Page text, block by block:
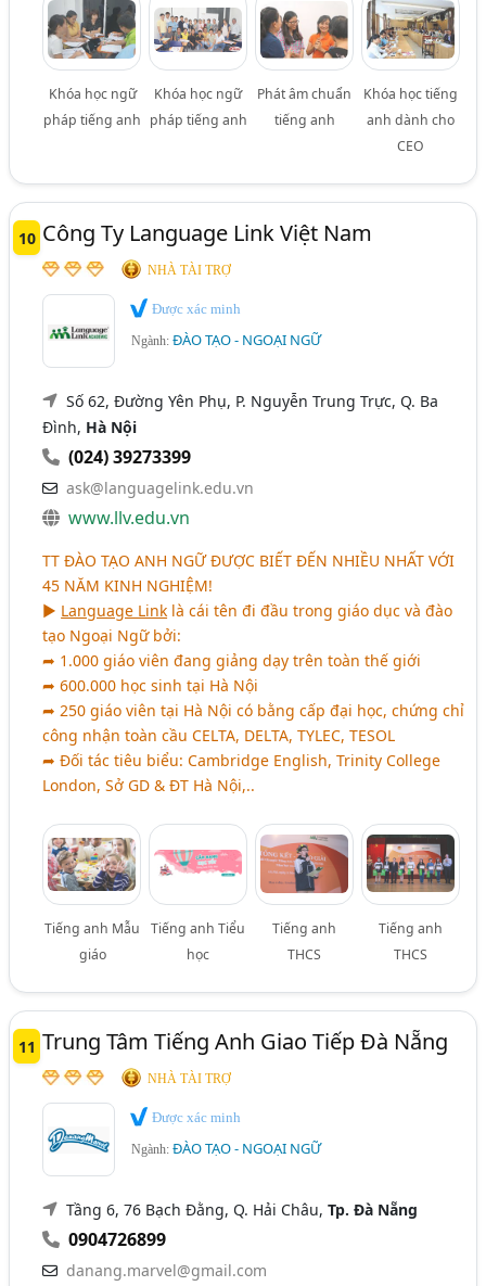
Khóa học ngữ
pháp tiếng anh
Khóa học ngữ
pháp tiếng anh
Phát âm chuẩn
tiếng anh
Khóa học tiếng
anh dành cho
CEO
10 Công Ty Language Link Việt Nam
NHÀ TÀI TRỢ
Được xác minh
Ngành:ĐÀO TẠO - NGOẠI NGỮ
Số 62, Đường Yên Phụ, P. Nguyễn Trung Trực, Q. Ba
Đình, Hà Nội
(024) 39273399
ask@languagelink.edu.vn
www.llv.edu.vn
TT ĐÀO TẠO ANH NGỮ ĐƯỢC BIẾT ĐẾN NHIỀU NHẤT VỚI
45 NĂM KINH NGHIỆM!
► Language Link là cái tên đi đầu trong giáo dục và đào
tạo Ngoại Ngữ bởi:
➦ 1.000 giáo viên đang giảng dạy trên toàn thế giới
➦ 600.000 học sinh tại Hà Nội
➦ 250 giáo viên tại Hà Nội có bằng cấp đại học, chứng chỉ
công nhận toàn cầu CELTA, DELTA, TYLEC, TESOL
➦ Đối tác tiêu biểu: Cambridge English, Trinity College
London, Sở GD & ĐT Hà Nội,..
Tiếng anh Mẫu
giáo
Tiếng anh Tiểu
học
Tiếng anh
THCS
Tiếng anh
THCS
11 Trung Tâm Tiếng Anh Giao Tiếp Đà Nẵng
NHÀ TÀI TRỢ
Được xác minh
Ngành:ĐÀO TẠO - NGOẠI NGỮ
Tầng 6, 76 Bạch Đằng, Q. Hải Châu,Tp. Đà Nẵng
0904726899
danang.marvel@gmail.com